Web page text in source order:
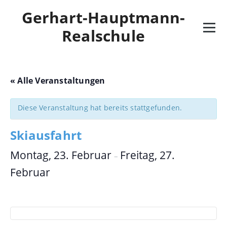
contentGerhart-Hauptmann-
Realschule
« Alle Veranstaltungen
Diese Veranstaltung hat bereits stattgefunden.
Skiausfahrt
Montag, 23. Februar – Freitag, 27.
Februar